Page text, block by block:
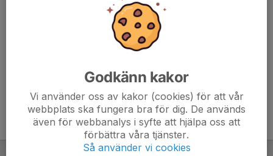
Godkänn kakor
Vi använder oss av kakor (cookies) för att vår
webbplats ska fungera bra för dig. De används
även för webbanalys i syfte att hjälpa oss att
förbättra våra tjänster.
Så använder vi cookies